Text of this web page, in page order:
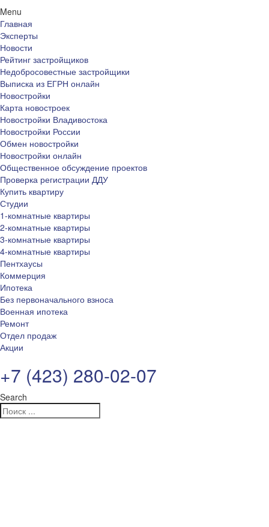
Menu
Главная
Эксперты
Новости
Рейтинг застройщиков
Недобросовестные застройщики
Выписка из ЕГРН онлайн
Новостройки
Карта новостроек
Новостройки Владивостока
Новостройки России
Обмен новостройки
Новостройки онлайн
Общественное обсуждение проектов
Проверка регистрации ДДУ
Купить квартиру
Студии
1-комнатные квартиры
2-комнатные квартиры
3-комнатные квартиры
4-комнатные квартиры
Пентхаусы
Коммерция
Ипотека
Без первоначального взноса
Военная ипотека
Ремонт
Отдел продаж
Акции
+7 (423) 280-02-07
Search